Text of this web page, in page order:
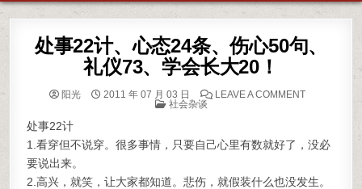
处事22计、心态24条、伤心50句、
礼仪73、学会长大20！
阳光 2011 年 07 月 03 日 LEAVE A COMMENTON 处事22
POSTED IN
社会杂谈
处事22计
1.看穿但不说穿。很多事情，只要自己心里有数就好了，没必
要说出来。
2.高兴，就笑，让大家都知道。悲伤，就假装什么也没发生。